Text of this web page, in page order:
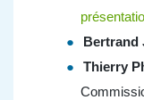
Bertrand
Thierry